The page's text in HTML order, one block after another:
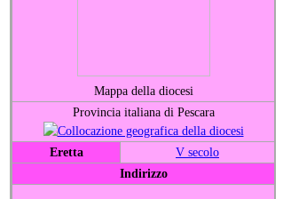
Mappa della diocesi
Provincia italiana di Pescara
Eretta
V secolo
Indirizzo